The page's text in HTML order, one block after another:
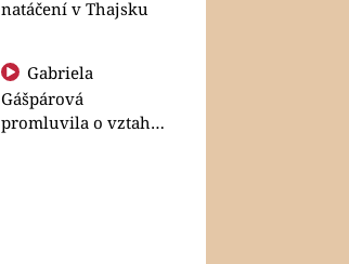
natáčení v Thajsku
Gabriela
Gášpárová
promluvila o vztahu